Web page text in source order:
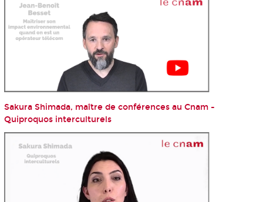
Sakura Shimada, maître de conférences au Cnam -
Quiproquos interculturels